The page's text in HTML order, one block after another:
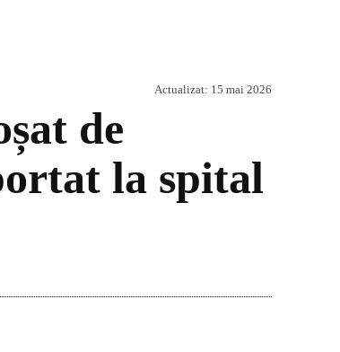
Actualizat: 15 mai 2026
de
la spital